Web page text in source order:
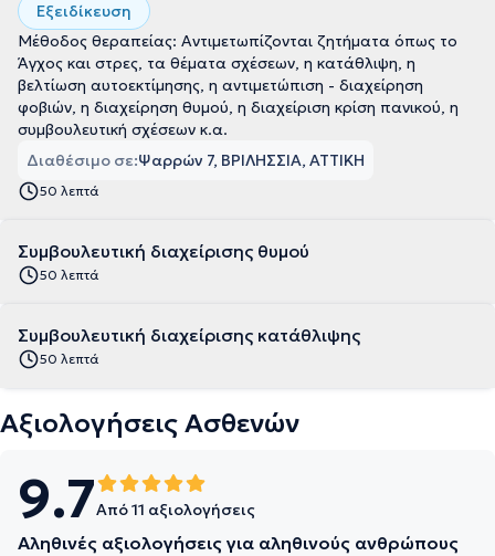
Εξειδίκευση
Μέθοδος θεραπείας: Αντιμετωπίζονται ζητήματα όπως το
Άγχος και στρες, τα θέματα σχέσεων, η κατάθλιψη, η
βελτίωση αυτοεκτίμησης, η αντιμετώπιση - διαχείρηση
φοβιών, η διαχείρηση θυμού, η διαχείριση κρίση πανικού, η
συμβουλευτική σχέσεων κ.α.
Διαθέσιμο σε:Ψαρρών 7, ΒΡΙΛΗΣΣΙΑ, ΑΤΤΙΚΗ
50 λεπτά
Συμβουλευτική διαχείρισης θυμού
50 λεπτά
Συμβουλευτική διαχείρισης κατάθλιψης
50 λεπτά
Αξιολογήσεις Ασθενών
9.7Από 11 αξιολογήσεις
Αληθινές αξιολογήσεις για αληθινούς ανθρώπους